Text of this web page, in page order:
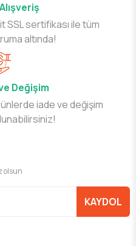
SSL sertifikası ile tüm
altında!
Değişim
iade ve değişim
olsun
KAYDOL